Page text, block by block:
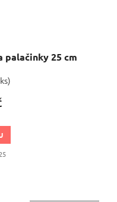
palačinky 25 cm